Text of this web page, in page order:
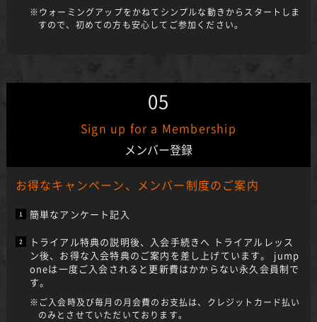
※ウォーミングアップをかねてシンプルな動きからスタートしま
すので、初めての方も安心してご参加ください。
05
Sign up for a Membership
メンバー登録
お得なキャンペーン、メンバー制度のご案内
簡単なアンケート記入
トライアル特典の説明後、入会手続きへ トライアルレッス
ン後、お得な入会特典のご案内を差し上げています。 jump
oneは一度ご入会されると更新費はかからない永久会員制で
す。
※ご入会時及び毎月の月会費のお支払は、クレジットカード払い
のみとさせていただいております。